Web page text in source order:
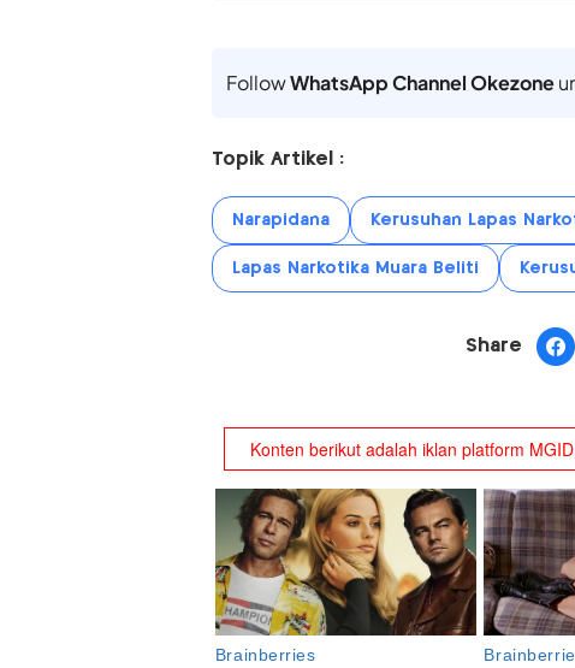
FollowWhatsApp Channel Okezone
Topik Artikel :
Narapidana Kerusuhan Lapas
Lapas Narkotika Muara Beliti
Share